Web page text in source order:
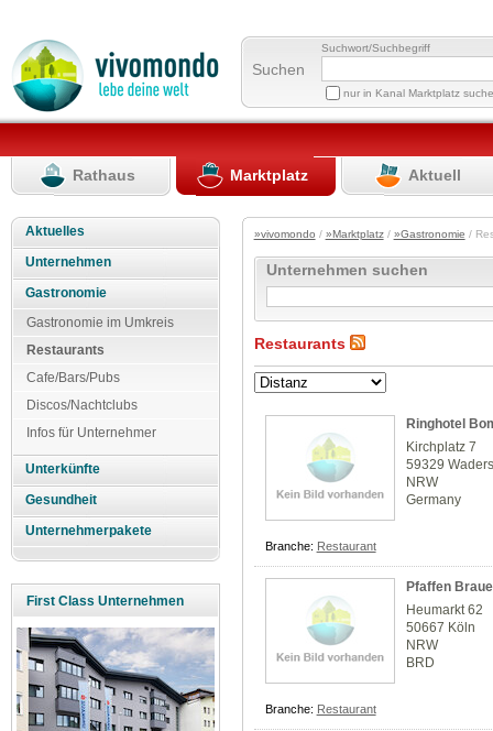
Suchen
Suchwort/Suchbegriff
nur in Kanal Marktplatz
Rathaus Marktplatz Aktuell
Aktuelles
Unternehmen
Gastronomie
Gastronomie im Umkreis
Restaurants
Cafe/Bars/Pubs
Discos/Nachtclubs
Infos für Unternehmer
Unterkünfte
Gesundheit
Unternehmerpakete
First Class Unternehmen
»vivomondo / »Marktplatz/ »Gastronomie /
Unternehmen suchen
Restaurants
Ringhotel
Kirchplatz 7
59329
NRW
Germany
Branche: Restaurant
Pfaffen
Heumarkt 62
50667 Köln
NRW
BRD
Branche: Restaurant